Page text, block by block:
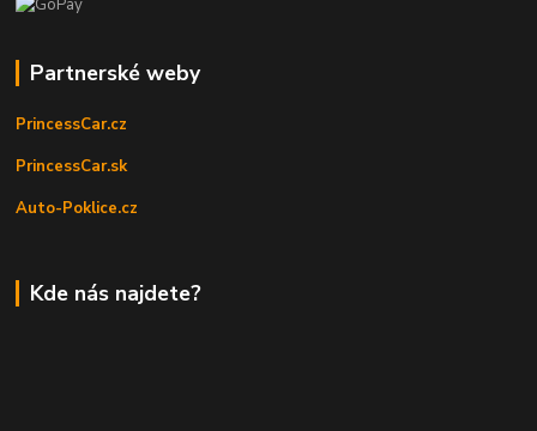
Partnerské weby
PrincessCar.cz
PrincessCar.sk
Auto-Poklice.cz
Kde nás najdete?